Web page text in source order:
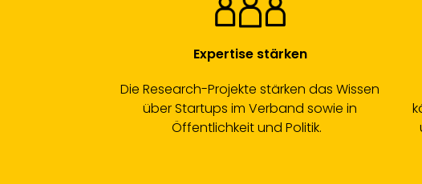
Expertise stärken
Die Research-Projekte stärken das Wissen
über Startups im Verband sowie in
Öffentlichkeit und Politik.